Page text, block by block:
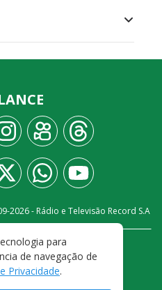
2026- Rádio e Televisão Record S.A
PRIVACIDADE
DE USO
para
de navegação de
Privacidade.